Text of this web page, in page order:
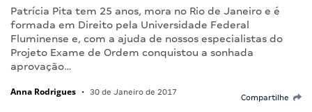
Patrícia Pita tem 25 anos, mora no Rio de Janeiro e é
formada em Direito pela Universidade Federal
Fluminense e, com a ajuda de nossos especialistas do
Projeto Exame de Ordem conquistou a sonhada
aprovação…
Anna Rodrigues • 30 de Janeiro de 2017
Compartilhe